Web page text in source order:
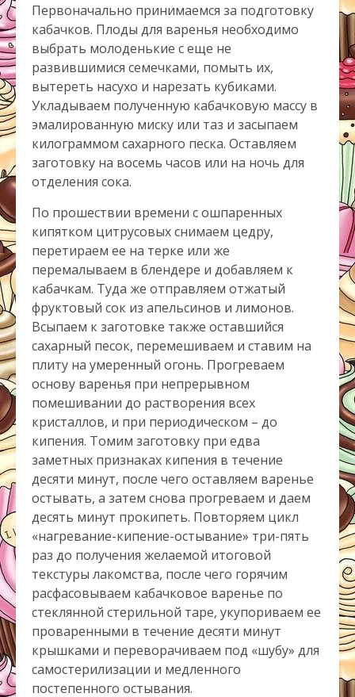
Первоначально принимаемся за подготовку
кабачков. Плоды для варенья необходимо
выбрать молоденькие с еще не
развившимися семечками, помыть их,
вытереть насухо и нарезать кубиками.
Укладываем полученную кабачковую массу в
эмалированную миску или таз и засыпаем
килограммом сахарного песка. Оставляем
заготовку на восемь часов или на ночь для
отделения сока.
По прошествии времени с ошпаренных
кипятком цитрусовых снимаем цедру,
перетираем ее на терке или же
перемалываем в блендере и добавляем к
кабачкам. Туда же отправляем отжатый
фруктовый сок из апельсинов и лимонов.
Всыпаем к заготовке также оставшийся
сахарный песок, перемешиваем и ставим на
плиту на умеренный огонь. Прогреваем
основу варенья при непрерывном
помешивании до растворения всех
кристаллов, и при периодическом – до
кипения. Томим заготовку при едва
заметных признаках кипения в течение
десяти минут, после чего оставляем варенье
остывать, а затем снова прогреваем и даем
десять минут прокипеть. Повторяем цикл
«нагревание-кипение-остывание» три-пять
раз до получения желаемой итоговой
текстуры лакомства, после чего горячим
расфасовываем кабачковое варенье по
стеклянной стерильной таре, укупориваем ее
проваренными в течение десяти минут
крышками и переворачиваем под «шубу» для
самостерилизации и медленного
постепенного остывания.